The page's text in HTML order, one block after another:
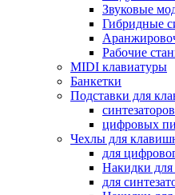
Звуковые
Гибридные
Рабочие
MIDI клавиатуры
Банкетки
Подставки для
синтезаторов
цифровых
Чехлы для
для
Накидки
для